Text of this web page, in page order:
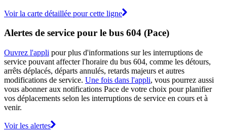
Voir la carte détaillée pour cette ligne
Alertes de service pour le bus 604 (Pace)
Ouvrez l'appli pour plus d'informations sur les interruptions de
service pouvant affecter l'horaire du bus 604, comme les détours,
arrêts déplacés, départs annulés, retards majeurs et autres
modifications de service. Une fois dans l'appli, vous pourrez aussi
vous abonner aux notifications Pace de votre choix pour planifier
vos déplacements selon les interruptions de service en cours et à
venir.
Voir les alertes